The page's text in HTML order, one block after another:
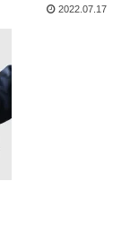
2022.07.17